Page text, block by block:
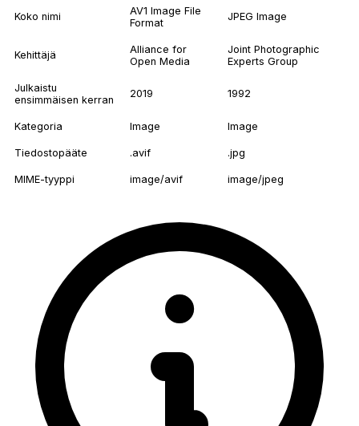
Koko nimi
AV1 Image File
Format
JPEG Image
Kehittäjä
Alliance for
Open Media
Joint Photographic
Experts Group
Julkaistu
ensimmäisen kerran
2019 1992
Kategoria Image Image
Tiedostopääte .avif .jpg
MIME-tyyppi image/avif image/jpeg